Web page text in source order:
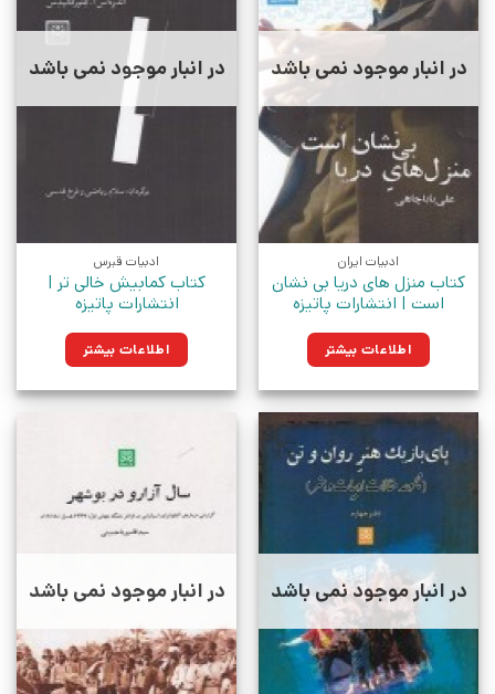
در انبار موجود نمی باشد
ادبیات ایران
کتاب منزل های دریا بی نشان
است | انتشارات پاتیزه
اطلاعات بیشتر
در انبار موجود نمی باشد
ادبیات قبرس
کتاب کمابیش خالی تر |
انتشارات پاتیزه
اطلاعات بیشتر
در انبار موجود نمی باشد در انبار موجود نمی باشد